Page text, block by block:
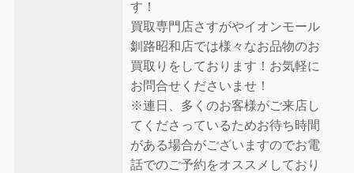
す！
買取専門店さすがやイオンモール
釧路昭和店では様々なお品物のお
買取りをしております！お気軽に
お問合せくださいませ！
※連日、多くのお客様がご来店し
てくださっているためお待ち時間
がある場合がございますのでお電
話でのご予約をオススメしており